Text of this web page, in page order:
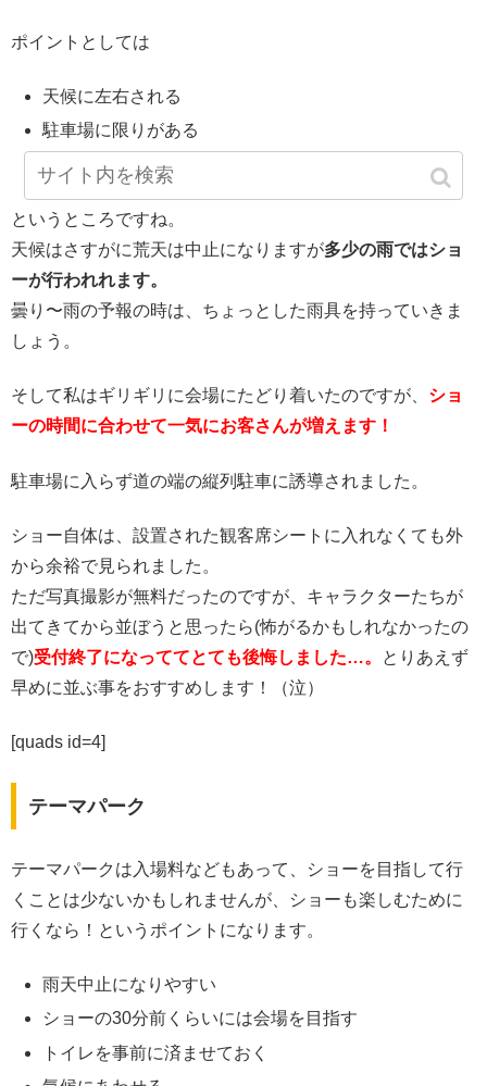
ポイントとしては
天候に左右される
駐車場に限りがある
席は早いもの勝ちが多い
というところですね。
天候はさすがに荒天は中止になりますが多少の雨ではショ
ーが行われれます。
曇り〜雨の予報の時は、ちょっとした雨具を持っていきま
しょう。
そして私はギリギリに会場にたどり着いたのですが、 ショ
ーの時間に合わせて一気にお客さんが増えます！
駐車場に入らず道の端の縦列駐車に誘導されました。
ショー自体は、設置された観客席シートに入れなくても外
から余裕で見られました。
ただ写真撮影が無料だったのですが、キャラクターたちが
出てきてから並ぼうと思ったら(怖がるかもしれなかったの
で)受付終了になっててとても後悔しました…。
とりあえず
早めに並ぶ事をおすすめします！（泣）
[quads id=4]
テーマパーク
テーマパークは入場料などもあって、ショーを目指して行
くことは少ないかもしれませんが、ショーも楽しむために
行くなら！というポイントになります。
雨天中止になりやすい
ショーの30分前くらいには会場を目指す
トイレを事前に済ませておく